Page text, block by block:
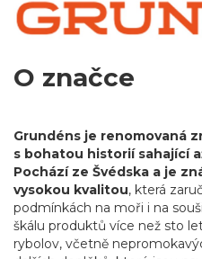
O značce
Grundéns je renomovaná
s bohatou historií sahající
Pochází ze Švédska a je
vysokou kvalitou, která
podmínkách na moři i na
škálu produktů více než sto
rybolov, včetně